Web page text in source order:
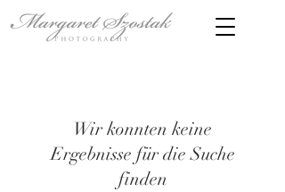
Wir konnten keine
Ergebnisse für die Suche
finden